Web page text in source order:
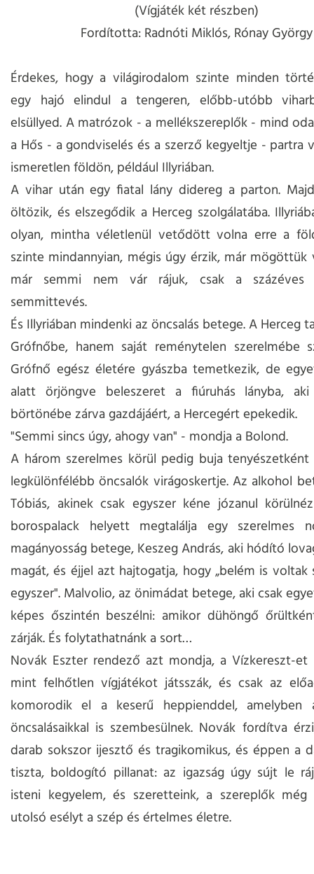
(Vígjáték két részben)
Fordította: Radnóti Miklós, Rónay György
Érdekes, hogy a világirodalom szinte minden
egy hajó elindul a tengeren, előbb-utóbb
elsüllyed. A matrózok - a mellékszereplők - mind
a Hős - a gondviselés és a szerző kegyeltje - partra
ismeretlen földön, például Illyriában.
A vihar után egy fiatal lány didereg a parton.
öltözik, és elszegődik a Herceg szolgálatába.
olyan, mintha véletlenül vetődött volna erre a
szinte mindannyian, mégis úgy érzik, már mögöttük
már semmi nem vár rájuk, csak a százéves
semmittevés.
És Illyriában mindenki az öncsalás betege. A Herceg
Grófnőbe, hanem saját reménytelen szerelmébe
Grófnő egész életére gyászba temetkezik, de
alatt örjöngve beleszeret a fiúruhás lányba,
börtönébe zárva gazdájáért, a Hercegért epekedik.
"Semmi sincs úgy, ahogy van" - mondja a Bolond.
A három szerelmes körül pedig buja
legkülönfélébb öncsalók virágoskertje. Az alkohol
Tóbiás, akinek csak egyszer kéne józanul
borospalack helyett megtalálja egy szerelmes
magányosság betege, Keszeg András, aki hódító
magát, és éjjel azt hajtogatja, hogy „belém is voltak
egyszer". Malvolio, az önimádat betege, aki csak
képes őszintén beszélni: amikor dühöngő
zárják. És folytathatnánk a sort…
Novák Eszter rendező azt mondja, a Vízkereszt-
mint felhőtlen vígjátékot játsszák, és csak az
komorodik el a keserű heppienddel, amelyben
öncsalásaikkal is szembesülnek. Novák fordítva
darab sokszor ijesztő és tragikomikus, és éppen a
tiszta, boldogító pillanat: az igazság úgy sújt le
isteni kegyelem, és szeretteink, a szereplők még
utolsó esélyt a szép és értelmes életre.